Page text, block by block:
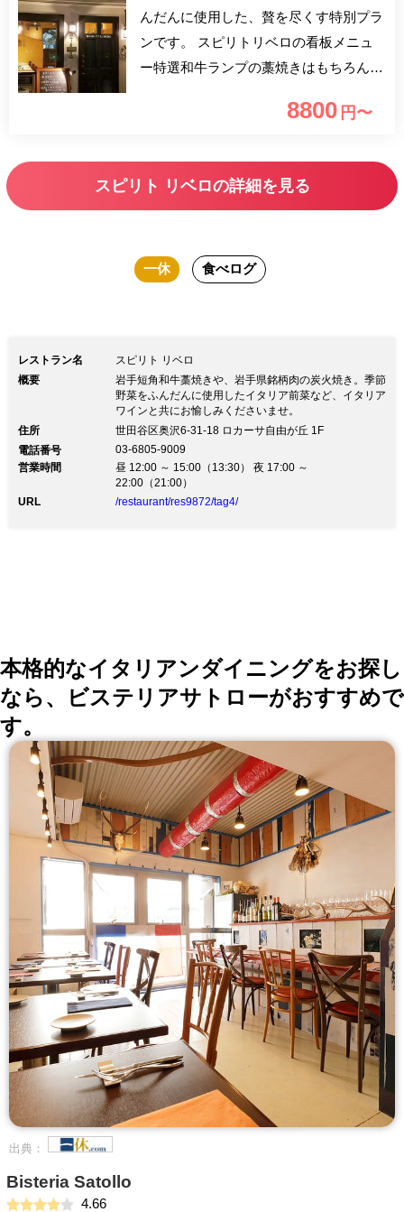
んだんに使用した、贅を尽くす特別プラ
ンです。 スピリトリベロの看板メニュ
ー特選和牛ランプの藁焼きはもちろん、
す。 カップルでのご利用はもちろん、
ております。
8800 円〜
スピリト リベロの詳細を見る
一休 食べログ
レストラン名
スピリト リベロ
概要
岩手短角和牛藁焼きや、岩手県銘柄肉の炭火焼き。季節
野菜をふんだんに使用したイタリア前菜など、イタリア
ワインと共にお愉しみくださいませ。
住所
世田谷区奥沢6-31-18 ロカーサ自由が丘 1F
電話番号
03-6805-9009
営業時間
昼 12:00 ～ 15:00（13:30） 夜 17:00 ～
22:00（21:00）
URL
/restaurant/res9872/tag4/
本格的なイタリアンダイニングをお探し
なら、ビステリアサトローがおすすめで
す。
出典：
Bisteria Satollo
4.66